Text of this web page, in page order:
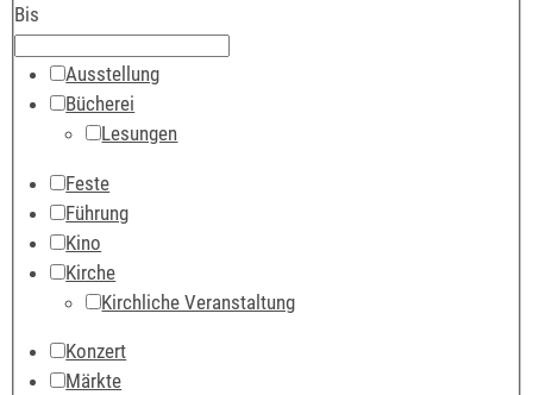
Bis
Ausstellung
Bücherei
Lesungen
Feste
Führung
Kino
Kirche
Kirchliche Veranstaltung
Konzert
Märkte